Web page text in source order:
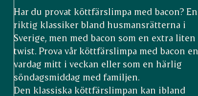
Har du provat köttfärslimpa med bacon? En
riktig klassiker bland husmansrätterna i
Sverige, men med bacon som en extra liten
twist. Prova vår köttfärslimpa med bacon en
vardag mitt i veckan eller som en härlig
söndagsmiddag med familjen.
Den klassiska köttfärslimpan kan ibland